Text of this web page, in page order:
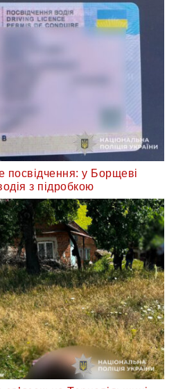
посвідчення: у Борщеві
з підробкою